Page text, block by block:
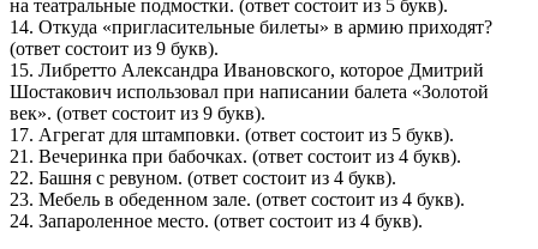
на театральные подмостки. (ответ состоит из 5 букв).
14. Откуда «пригласительные билеты» в армию приходят?
(ответ состоит из 9 букв).
15. Либретто Александра Ивановского, которое Дмитрий
Шостакович использовал при написании балета «Золотой
век». (ответ состоит из 9 букв).
17. Агрегат для штамповки. (ответ состоит из 5 букв).
21. Вечеринка при бабочках. (ответ состоит из 4 букв).
22. Башня с ревуном. (ответ состоит из 4 букв).
23. Мебель в обеденном зале. (ответ состоит из 4 букв).
24. Запароленное место. (ответ состоит из 4 букв).